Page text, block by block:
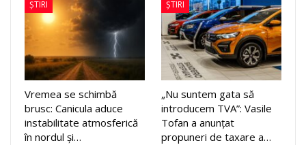
ȘTIRI
Vremea se schimbă
brusc: Canicula aduce
instabilitate atmosferică
în nordul și…
ȘTIRI
„Nu suntem gata să
introducem TVA”: Vasile
Tofan a anunțat
propuneri de taxare a…